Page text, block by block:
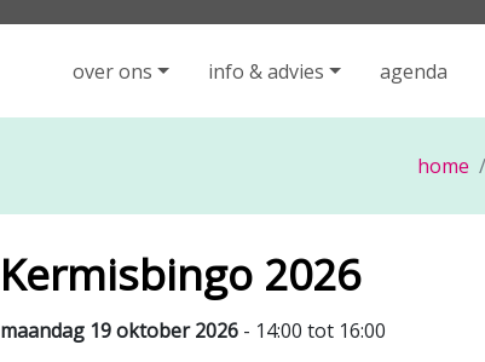
over ons info & advies agenda
home
Kermisbingo 2026
maandag 19 oktober 2026 - 14:00 tot 16:00